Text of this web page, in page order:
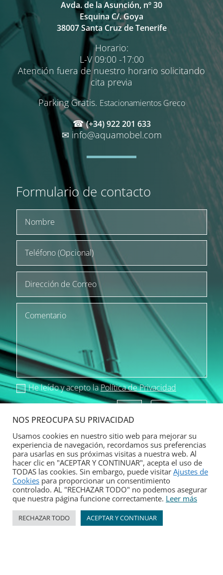
Avda. de la Asunción, nº 30
Esquina C/. Goya
38007 Santa Cruz de Tenerife
Horario:
L-V 09:00 -17:00
Atención fuera de nuestro horario solicitando
cita previa
Parking Gratis. Estacionamientos Greco
☎(+34) 922 201 633
✉ info@aquamobel.com
Formulario de contacto
He leído y acepto laPolítica de Privacidad
Para cumplir con la nueva Ley de Protección de
Datos y que tus datos estén seguros, debes leer y
aceptar la Política de Privacidad de aquamobel.com
NOS PREOCUPA SU PRIVACIDAD
Usamos cookies en nuestro sitio web para mejorar su
experiencia de navegación, recordamos sus preferencias
para usarlas en sus próximas visitas a nuestra web. Al
hacer clic en "ACEPTAR Y CONTINUAR", acepta el uso de
TODAS las cookies. Sin embargo, puede visitar Ajustes de
Cookies para proporcionar un consentimiento
controlado. AL "RECHAZAR TODO" no podemos asegurar
que nuestra página funcione correctamente. Leer más
RECHAZAR TODO ACEPTAR Y CONTINUAR